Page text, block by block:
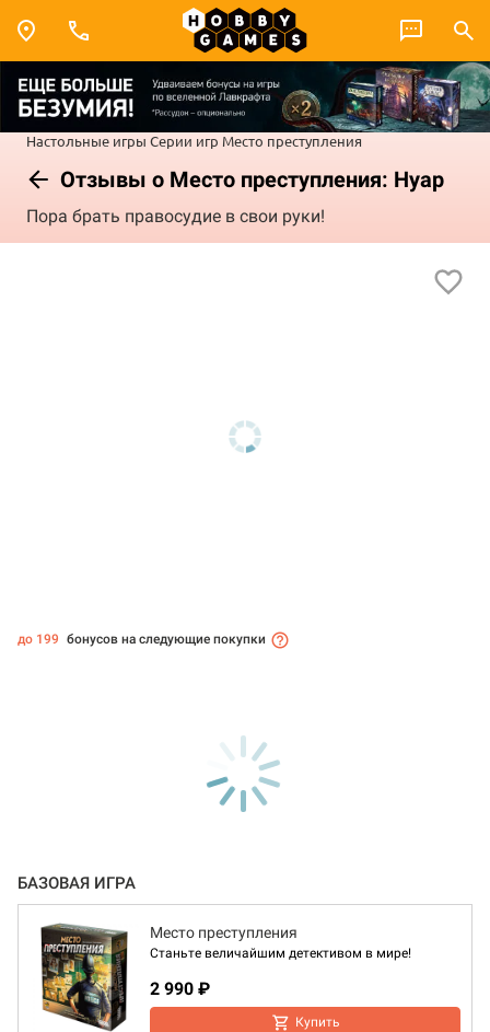
Настольные игры Серии игр Место преступления
Отзывы о Место преступления: Нуар
Пора брать правосудие в свои руки!
до 199 бонусов на следующие покупки
БАЗОВАЯ ИГРА
Место преступления
Станьте величайшим детективом в мире!
2 990 ₽
Купить